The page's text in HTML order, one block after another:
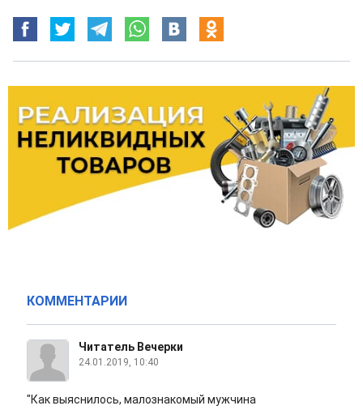
КОММЕНТАРИИ
Читатель Вечерки
24.01.2019, 10:40
"Как выяснилось, малознакомый мужчина